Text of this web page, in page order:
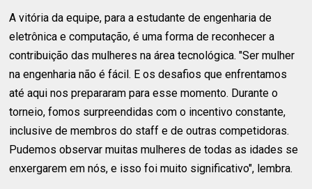
A vitória da equipe, para a estudante de engenharia de
eletrônica e computação, é uma forma de reconhecer a
contribuição das mulheres na área tecnológica. "Ser mulher
na engenharia não é fácil. E os desafios que enfrentamos
até aqui nos prepararam para esse momento. Durante o
torneio, fomos surpreendidas com o incentivo constante,
inclusive de membros do staff e de outras competidoras.
Pudemos observar muitas mulheres de todas as idades se
enxergarem em nós, e isso foi muito significativo", lembra.